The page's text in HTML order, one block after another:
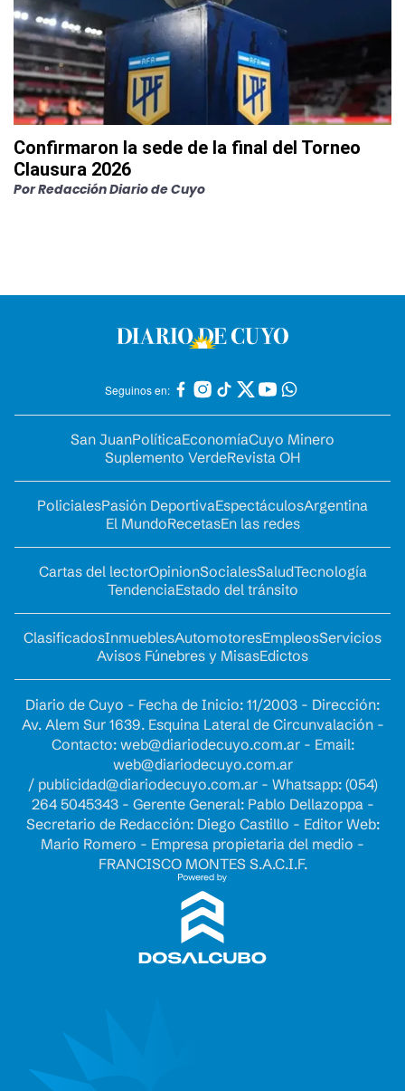
Confirmaron la sede de la final del Torneo
Clausura 2026
PorRedacción Diario de Cuyo
Seguinos en:
San JuanPolíticaEconomíaCuyo Minero
Suplemento VerdeRevista OH
PolicialesPasión DeportivaEspectáculosArgentina
El MundoRecetasEn las redes
Cartas del lectorOpinionSocialesSaludTecnología
TendenciaEstado del tránsito
ClasificadosInmueblesAutomotoresEmpleosServicios
Avisos Fúnebres y MisasEdictos
Diario de Cuyo - Fecha de Inicio: 11/2003 - Dirección:
Av. Alem Sur 1639. Esquina Lateral de Circunvalación -
Contacto: web@diariodecuyo.com.ar- Email:
web@diariodecuyo.com.ar
/ publicidad@diariodecuyo.com.ar- Whatsapp: (054)
264 5045343 - Gerente General: Pablo Dellazoppa -
Secretario de Redacción: Diego Castillo - Editor Web:
Mario Romero - Empresa propietaria del medio -
FRANCISCO MONTES S.A.C.I.F.